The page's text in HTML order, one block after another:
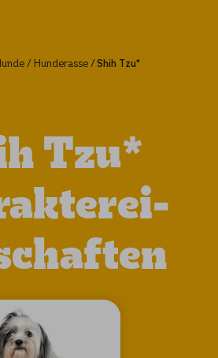
Hunderasse Shih Tzu*
Tzu*